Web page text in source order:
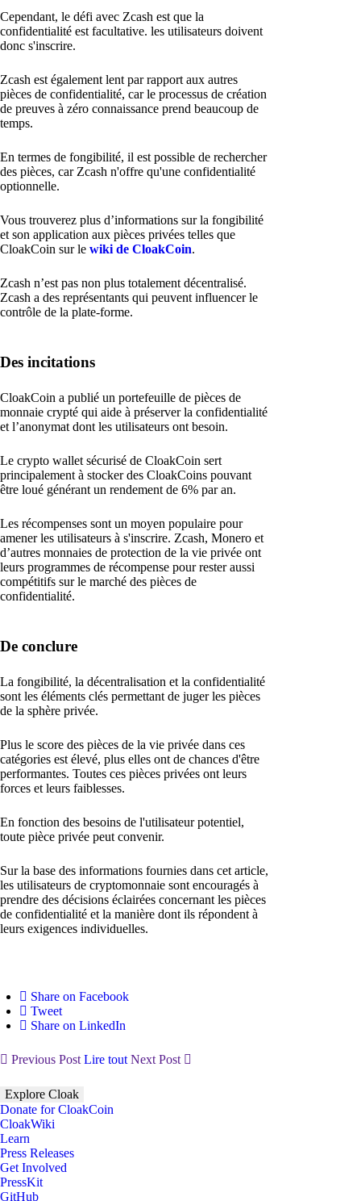
Cependant, le défi avec Zcash est que la
confidentialité est facultative. les utilisateurs doivent
donc s'inscrire.
Zcash est également lent par rapport aux autres
pièces de confidentialité, car le processus de création
de preuves à zéro connaissance prend beaucoup de
temps.
En termes de fongibilité, il est possible de rechercher
des pièces, car Zcash n'offre qu'une confidentialité
optionnelle.
Vous trouverez plus d’informations sur la fongibilité
et son application aux pièces privées telles que
CloakCoin sur le wiki de CloakCoin.
Zcash n’est pas non plus totalement décentralisé.
Zcash a des représentants qui peuvent influencer le
contrôle de la plate-forme.
Des incitations
CloakCoin a publié un portefeuille de pièces de
monnaie crypté qui aide à préserver la confidentialité
et l’anonymat dont les utilisateurs ont besoin.
Le crypto wallet sécurisé de CloakCoin sert
principalement à stocker des CloakCoins pouvant
être loué générant un rendement de 6% par an.
Les récompenses sont un moyen populaire pour
amener les utilisateurs à s'inscrire. Zcash, Monero et
d’autres monnaies de protection de la vie privée ont
leurs programmes de récompense pour rester aussi
compétitifs sur le marché des pièces de
confidentialité.
De conclure
La fongibilité, la décentralisation et la confidentialité
sont les éléments clés permettant de juger les pièces
de la sphère privée.
Plus le score des pièces de la vie privée dans ces
catégories est élevé, plus elles ont de chances d'être
performantes. Toutes ces pièces privées ont leurs
forces et leurs faiblesses.
En fonction des besoins de l'utilisateur potentiel,
toute pièce privée peut convenir.
Sur la base des informations fournies dans cet article,
les utilisateurs de cryptomonnaie sont encouragés à
prendre des décisions éclairées concernant les pièces
de confidentialité et la manière dont ils répondent à
leurs exigences individuelles.
Share on Facebook
Tweet
Share on LinkedIn
Previous Post Lire tout Next Post
Explore Cloak
Donate for CloakCoin
CloakWiki
Learn
Press Releases
Get Involved
PressKit
GitHub